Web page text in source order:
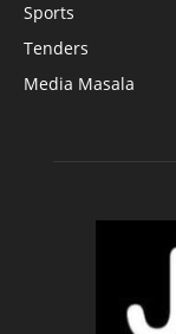
Sports
Tenders
Media Masala